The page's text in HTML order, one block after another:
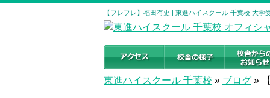
【フレフレ】福田有史 | 東進ハイスクール 千葉校 大学
東進ハイスクール 千葉校 » ブログ »